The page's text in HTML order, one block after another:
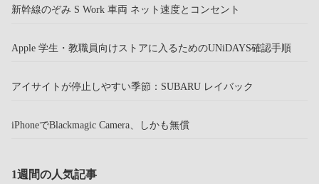
新幹線のぞみ S Work 車両 ネット速度とコンセント
Apple 学生・教職員向けストアに入るためのUNiDAYS確認手順
アイサイトが停止しやすい季節：SUBARU レイバック
iPhoneでBlackmagic Camera、しかも無償
1週間の人気記事